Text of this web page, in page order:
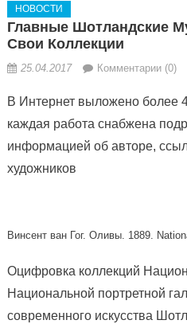
НОВОСТИ
Главные Шотландские
Свои Коллекции
25.04.2017 Комментарии (0)
В Интернет выложено более
каждая работа снабжена
информацией об авторе,
художников
Винсент ван Гог. Оливы. 1889.
Оцифровка коллекций
Национальной портретной
современного искусства